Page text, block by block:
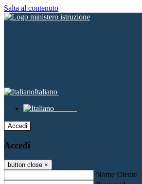
Salta al contenuto
Italiano
Italiano
Accedi
Accedi
button close ×
Nome Utente